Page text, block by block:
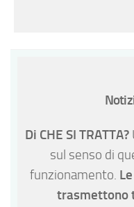
Di CHE SI TRATTA?
sul senso di
funzionamento.
trasmettono